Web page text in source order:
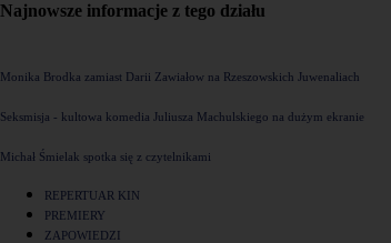
Najnowsze informacje z tego działu
Monika Brodka zamiast Darii Zawiałow na Rzeszowskich Juwenaliach
Seksmisja - kultowa komedia Juliusza Machulskiego na dużym ekranie
Michał Śmielak spotka się z czytelnikami
REPERTUAR KIN
PREMIERY
ZAPOWIEDZI